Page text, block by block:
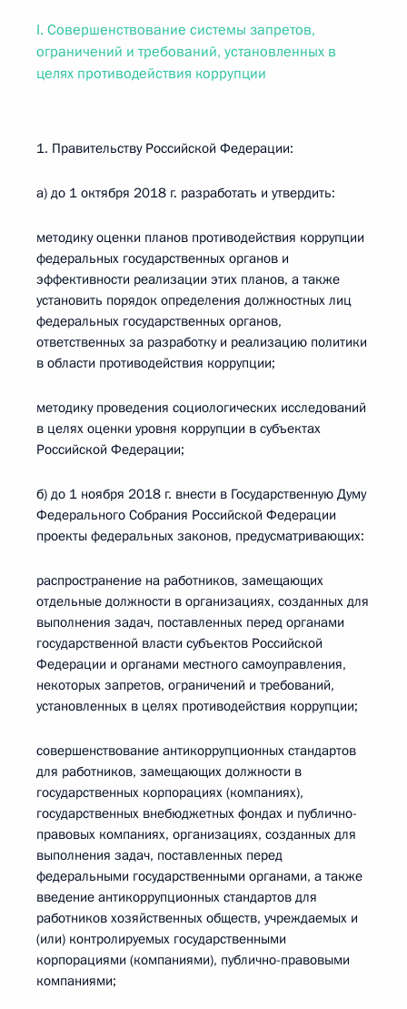
I. Совершенствование системы запретов,
ограничений и требований, установленных в
целях противодействия коррупции
1. Правительству Российской Федерации:
а) до 1 октября 2018 г. разработать и утвердить:
методику оценки планов противодействия коррупции
федеральных государственных органов и
эффективности реализации этих планов, а также
установить порядок определения должностных лиц
федеральных государственных органов,
ответственных за разработку и реализацию политики
в области противодействия коррупции;
методику проведения социологических исследований
в целях оценки уровня коррупции в субъектах
Российской Федерации;
б) до 1 ноября 2018 г. внести в Государственную Думу
Федерального Собрания Российской Федерации
проекты федеральных законов, предусматривающих:
распространение на работников, замещающих
отдельные должности в организациях, созданных для
выполнения задач, поставленных перед органами
государственной власти субъектов Российской
Федерации и органами местного самоуправления,
некоторых запретов, ограничений и требований,
установленных в целях противодействия коррупции;
совершенствование антикоррупционных стандартов
для работников, замещающих должности в
государственных корпорациях (компаниях),
государственных внебюджетных фондах и публично-
правовых компаниях, организациях, созданных для
выполнения задач, поставленных перед
федеральными государственными органами, а также
введение антикоррупционных стандартов для
работников хозяйственных обществ, учреждаемых и
(или) контролируемых государственными
корпорациями (компаниями), публично-правовыми
компаниями;